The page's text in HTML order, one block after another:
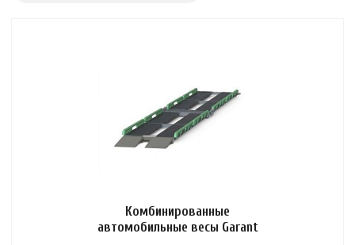
Комбинированные
автомобильные весы Garant